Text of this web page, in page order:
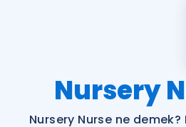
Nursery
Nursery Nurse ne